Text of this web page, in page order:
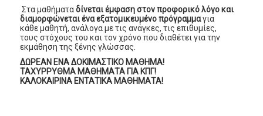
Στα μαθήματαδίνεται έμφαση στον προφορικό λόγο και
διαμορφώνεται ένα εξατομικευμένο πρόγραμμαγια
κάθε μαθητή, ανάλογα με τις ανάγκες, τις επιθυμίες,
τους στόχους του και τον χρόνο που διαθέτει για την
εκμάθηση της ξένης γλώσσας.
ΔΩΡΕΑΝ ΕΝΑ ΔΟΚΙΜΑΣΤΙΚΟ ΜΑΘΗΜΑ!
ΤΑΧΥΡΡΥΘΜΑ ΜΑΘΗΜΑΤΑ ΓΙΑ ΚΠΓ!
ΚΑΛΟΚΑΙΡΙΝΑ ΕΝΤΑΤΙΚΑ ΜΑΘΗΜΑΤΑ!